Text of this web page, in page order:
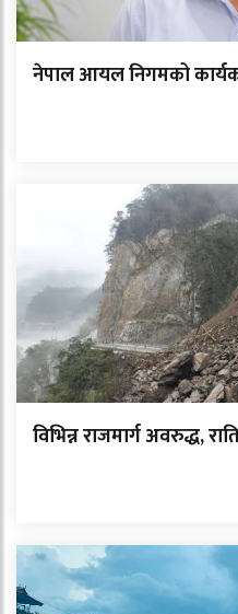
नेपाल आयल निगमको
विभिन्न राजमार्ग अवरुद्ध,